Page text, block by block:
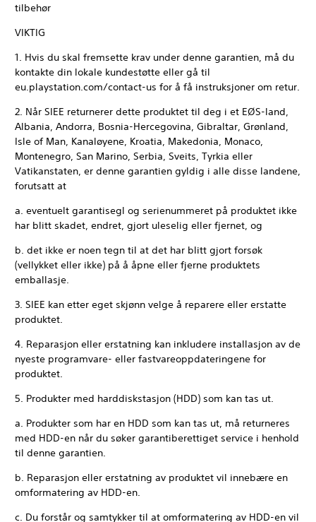
tilbehør
VIKTIG
1. Hvis du skal fremsette krav under denne garantien, må du
kontakte din lokale kundestøtte eller gå til
eu.playstation.com/contact-us for å få instruksjoner om retur.
2. Når SIEE returnerer dette produktet til deg i et EØS-land,
Albania, Andorra, Bosnia-Hercegovina, Gibraltar, Grønland,
Isle of Man, Kanaløyene, Kroatia, Makedonia, Monaco,
Montenegro, San Marino, Serbia, Sveits, Tyrkia eller
Vatikanstaten, er denne garantien gyldig i alle disse landene,
forutsatt at
a. eventuelt garantisegl og serienummeret på produktet ikke
har blitt skadet, endret, gjort uleselig eller fjernet, og
b. det ikke er noen tegn til at det har blitt gjort forsøk
(vellykket eller ikke) på å åpne eller fjerne produktets
emballasje.
3. SIEE kan etter eget skjønn velge å reparere eller erstatte
produktet.
4. Reparasjon eller erstatning kan inkludere installasjon av de
nyeste programvare- eller fastvareoppdateringene for
produktet.
5. Produkter med harddiskstasjon (HDD) som kan tas ut.
a. Produkter som har en HDD som kan tas ut, må returneres
med HDD-en når du søker garantiberettiget service i henhold
til denne garantien.
b. Reparasjon eller erstatning av produktet vil innebære en
omformatering av HDD-en.
c. Du forstår og samtykker til at omformatering av HDD-en vil